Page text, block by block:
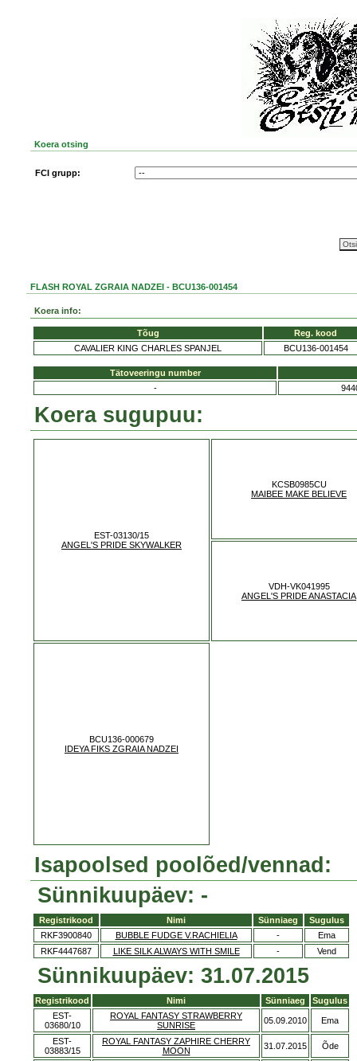
Koera otsing
FCI grupp:
FLASH ROYAL ZGRAIA NADZEI - BCU136-001454
Koera info:
Tõug
Reg. kood
CAVALIER KING CHARLES SPANJEL
BCU136-001454
Tätoveeringu number
-
Koera sugupuu:
EST-03130/15
ANGEL'S PRIDE SKYWALKER
KCSB0985CU
MAIBEE MAKE BELIEVE
VDH-VK041995
ANGEL'S PRIDE ANASTACIA
BCU136-000679
IDEYA FIKS ZGRAIA NADZEI
Isapoolsed poolõed/vennad:
Sünnikuupäev: -
Registrikood Nimi Sünniaeg
Sugulus
RKF3900840
BUBBLE FUDGE V.RACHIELIA -
Ema
RKF4447687
LIKE SILK ALWAYS WITH SMILE - Vend
Sünnikuupäev: 31.07.2015
Registrikood Nimi Sünniaeg
Sugulus
EST-
03680/10
ROYAL FANTASY STRAWBERRY
SUNRISE
05.09.2010 Ema
EST-
03883/15
ROYAL FANTASY ZAPHIRE CHERRY
MOON
31.07.2015 Õde